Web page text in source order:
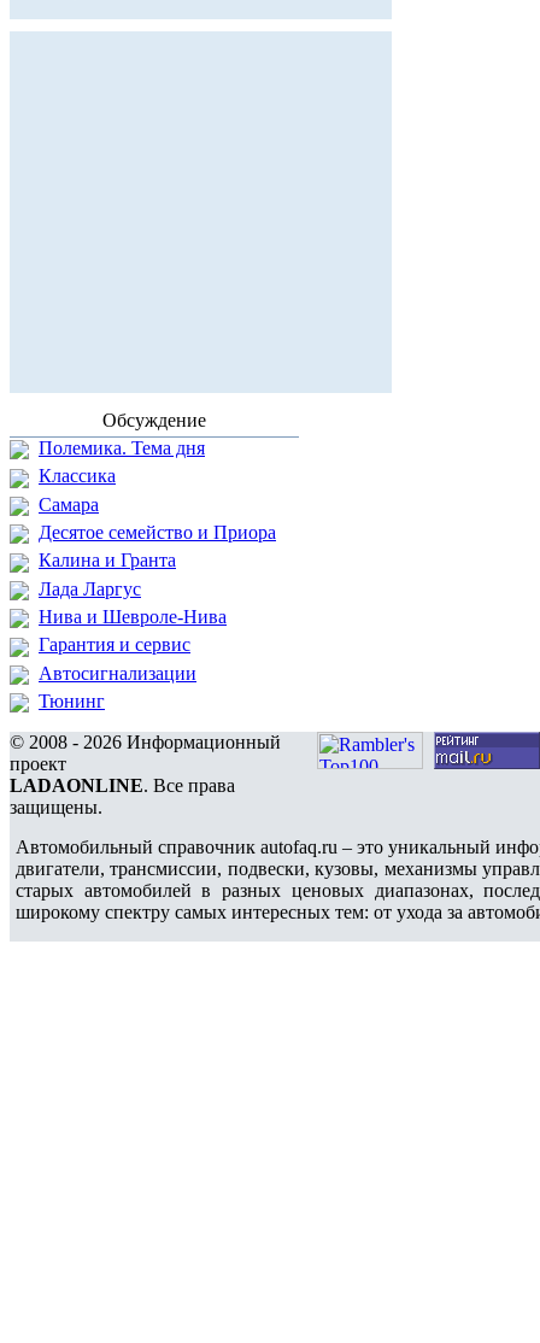
Обсуждение
Полемика. Тема дня
Классика
Самара
Десятое семейство и Приора
Калина и Гранта
Лада Ларгус
Нива и Шевроле-Нива
Гарантия и сервис
Автосигнализации
Тюнинг
© 2008 - 2026 Информационный
проект
LADAONLINE. Все права
защищены.
Автомобильный справочник autofaq.ru – это уникальный
двигатели, трансмиссии, подвески, кузовы, механизмы
старых автомобилей в разных ценовых диапазонах,
широкому спектру самых интересных тем: от ухода за